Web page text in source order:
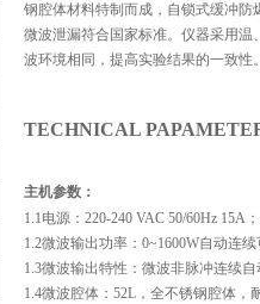
钢腔体材料特制而成，自锁式缓冲
微波泄漏符合国家标准。仪器采用温
波环境相同，提高实验结果的一致性
TECHNICAL
主机参数：
1.1电源：220-240 VAC 50/60Hz
1.2微波输出功率：0~1600W自动连
1.3微波输出特性：微波非脉冲连续
1.4微波腔体：52L，全不锈钢腔体